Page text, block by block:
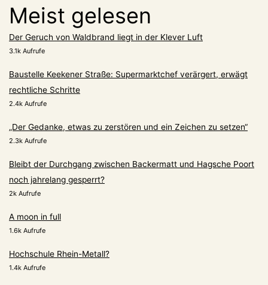
Meist gelesen
Der Geruch von Waldbrand liegt in der Klever Luft
3.1k Aufrufe
Baustelle Keekener Straße: Supermarktchef verärgert, erwägt
rechtliche Schritte
2.4k Aufrufe
„Der Gedanke, etwas zu zerstören und ein Zeichen zu setzen“
2.3k Aufrufe
Bleibt der Durchgang zwischen Backermatt und Hagsche Poort
noch jahrelang gesperrt?
2k Aufrufe
A moon in full
1.6k Aufrufe
Hochschule Rhein-Metall?
1.4k Aufrufe